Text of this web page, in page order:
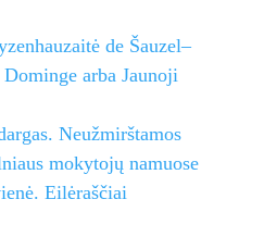
de Šauzel–
arba Jaunoji
Neužmirštamos
mokytojų namuose
Eilėraščiai